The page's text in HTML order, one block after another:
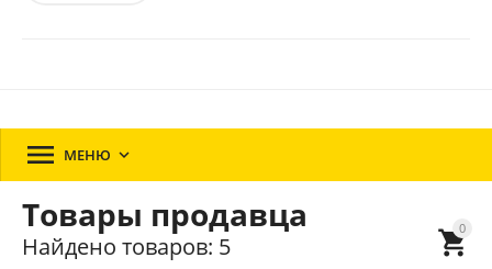
0

 МЕНЮ 
Товары продавца
Найдено товаров: 5